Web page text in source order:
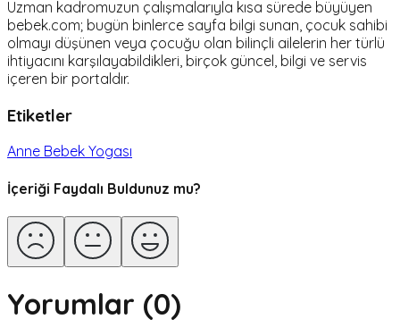
Uzman kadromuzun çalışmalarıyla kısa sürede büyüyen
bebek.com; bugün binlerce sayfa bilgi sunan, çocuk sahibi
olmayı düşünen veya çocuğu olan bilinçli ailelerin her türlü
ihtiyacını karşılayabildikleri, birçok güncel, bilgi ve servis
içeren bir portaldır.
Etiketler
Anne Bebek Yogası
İçeriği Faydalı Buldunuz mu?
Yorumlar (0)